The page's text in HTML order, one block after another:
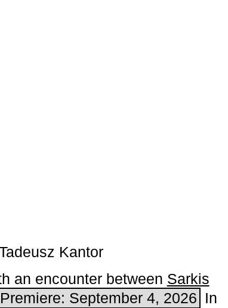
Kantor
an encounter between Sarkis
Premiere: September 4, 2026 In